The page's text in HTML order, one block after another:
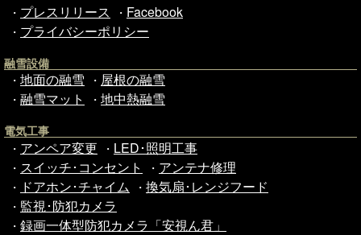
・ プレスリリース ・ Facebook
・ プライバシーポリシー
融雪設備
・ 地面の融雪 ・ 屋根の融雪
・ 融雪マット ・ 地中熱融雪
電気工事
・ アンペア変更 ・ LED･照明工事
・ スイッチ･コンセント ・ アンテナ修理
・ ドアホン･チャイム ・ 換気扇･レンジフード
・ 監視･防犯カメラ
・ 録画一体型防犯カメラ「安視ん君」